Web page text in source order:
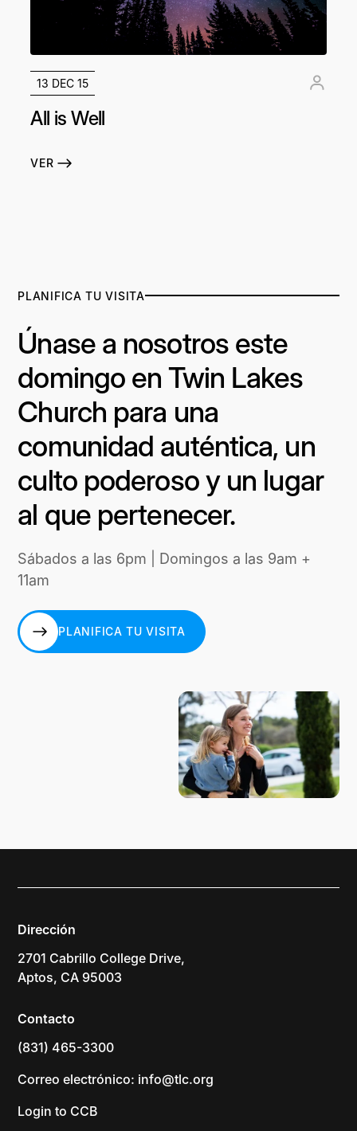
13 DEC 15
All is Well
VER
PLANIFICA TU VISITA
Únase a nosotros este
domingo en Twin Lakes
Church para una
comunidad auténtica, un
culto poderoso y un lugar
al que pertenecer.
Sábados a las 6pm | Domingos a las 9am +
11am
PLANIFICA TU VISITA
Dirección
2701 Cabrillo College Drive,
Aptos, CA 95003
Contacto
(831) 465-3300
Correo electrónico: info@tlc.org
Login to CCB